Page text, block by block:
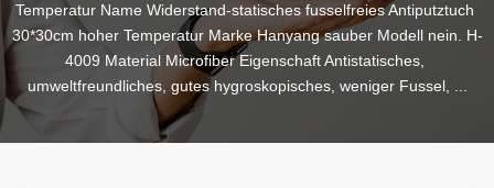
Temperatur Name Widerstand-statisches fusselfreies Antiputztuch
30*30cm hoher Temperatur Marke Hanyang sauber Modell nein. H-
4009 Material Microfiber Eigenschaft Antistatisches,
umweltfreundliches, gutes hygroskopisches, weniger Fussel, ...